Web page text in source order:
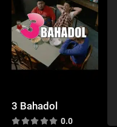
3 Bahadol
0.0